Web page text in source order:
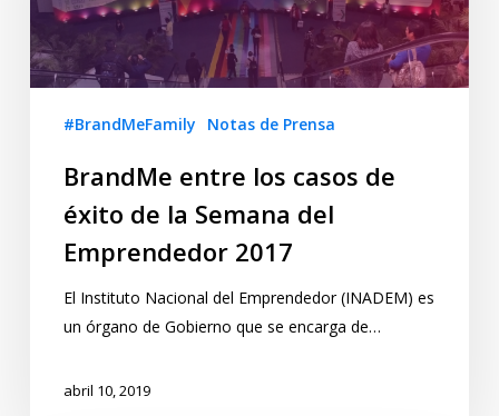
#BrandMeFamily Notas de Prensa
BrandMe entre los casos de
éxito de la Semana del
Emprendedor 2017
El Instituto Nacional del Emprendedor (INADEM) es
un órgano de Gobierno que se encarga de…
abril 10, 2019